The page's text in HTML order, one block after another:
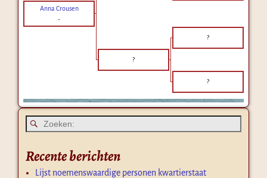
Anna Crousen
-
?
?
?
Recente berichten
Lijst noemenswaardige personen kwartierstaat